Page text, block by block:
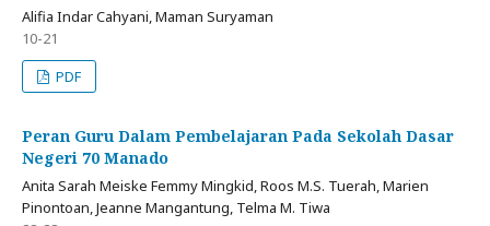
Alifia Indar Cahyani, Maman Suryaman
10-21
PDF
Peran Guru Dalam Pembelajaran Pada Sekolah Dasar
Negeri 70 Manado
Anita Sarah Meiske Femmy Mingkid, Roos M.S. Tuerah, Marien
Pinontoan, Jeanne Mangantung, Telma M. Tiwa